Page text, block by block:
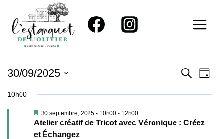
contenu
Évènements
For
Et
De
30/09/2025
10h00
Atelier créatif de Tricot avec Véronique : Créez
et Échangez
Mis
en
avant
30 septembre, 2025 - 10h00- 12h00